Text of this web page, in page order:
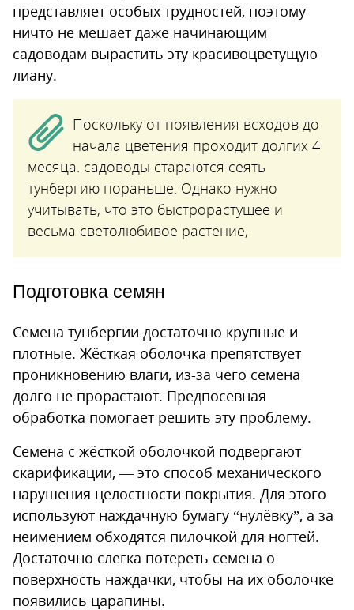
представляет особых трудностей, поэтому
ничто не мешает даже начинающим
садоводам вырастить эту красивоцветущую
лиану.
Поскольку от появления всходов до
начала цветения проходит долгих 4
месяца. садоводы стараются сеять
тунбергию пораньше. Однако нужно
учитывать, что это быстрорастущее и
весьма светолюбивое растение,
Подготовка семян
Семена тунбергии достаточно крупные и
плотные. Жёсткая оболочка препятствует
проникновению влаги, из-за чего семена
долго не прорастают. Предпосевная
обработка помогает решить эту проблему.
Семена с жёсткой оболочкой подвергают
скарификации, — это способ механического
нарушения целостности покрытия. Для этого
используют наждачную бумагу “нулёвку”, а за
неимением обходятся пилочкой для ногтей.
Достаточно слегка потереть семена о
поверхность наждачки, чтобы на их оболочке
появились царапины.